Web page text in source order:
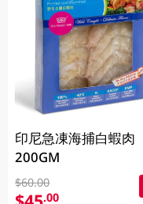
印尼急凍海捕白蝦肉
200GM
$60.00
.00